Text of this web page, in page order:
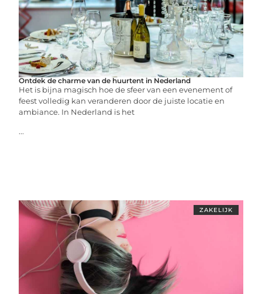
Ontdek de charme van de huurtent in Nederland
Het is bijna magisch hoe de sfeer van een evenement of
feest volledig kan veranderen door de juiste locatie en
ambiance. In Nederland is het
...
ZAKELIJK